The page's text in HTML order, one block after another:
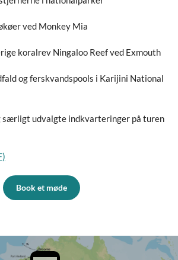
ved Monkey Mia
koralrev Ningaloo Reef ved Exmouth
og ferskvandspools i Karijini National
særligt udvalgte indkvarteringer på turen
Book et møde